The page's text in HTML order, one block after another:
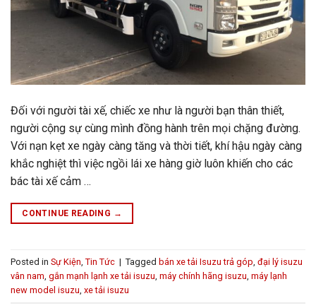
Đối với người tài xế, chiếc xe như là người bạn thân thiết,
người cộng sự cùng mình đồng hành trên mọi chặng đường.
Với nạn kẹt xe ngày càng tăng và thời tiết, khí hậu ngày càng
khắc nghiệt thì việc ngồi lái xe hàng giờ luôn khiến cho các
bác tài xế cảm …
CONTINUE READING →
Posted in Sự Kiện Tin Tức | Tagged bán xe tải Isuzu trả góp đại lý isuzu
vân nam gắn mạnh lạnh xe tải isuzu máy chính hãng isuzu máy lạnh
new model isuzu xe tải isuzu